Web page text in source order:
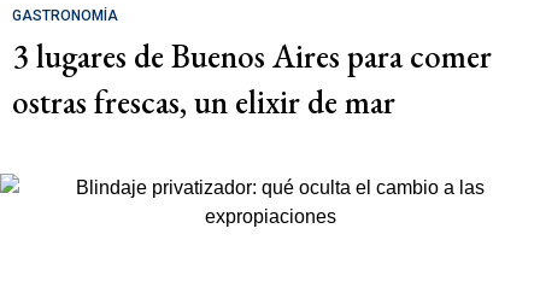
GASTRONOMÍA
3 lugares de Buenos Aires para comer
ostras frescas, un elixir de mar